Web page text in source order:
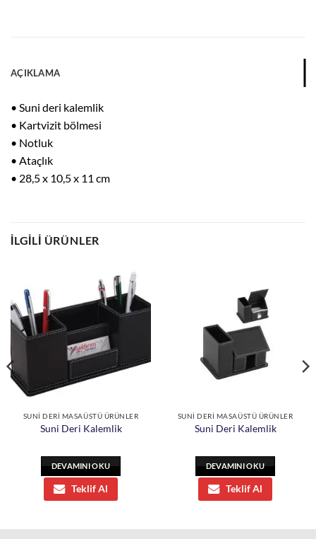
AÇIKLAMA
• Suni deri kalemlik
• Kartvizit bölmesi
• Notluk
• Ataçlık
• 28,5 x 10,5 x 11 cm
İLGILI ÜRÜNLER
SUNİ DERİ MASAÜSTÜ ÜRÜNLER
Suni Deri Kalemlik
DEVAMINI OKU
Teklif Al
SUNİ DERİ MASAÜSTÜ ÜRÜNLER
Suni Deri Kalemlik
DEVAMINI OKU
Teklif Al